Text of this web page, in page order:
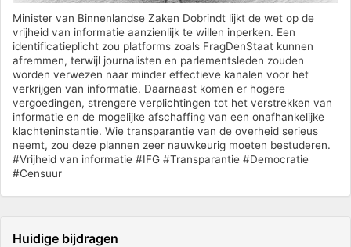
Minister van Binnenlandse Zaken Dobrindt lijkt de wet op de
vrijheid van informatie aanzienlijk te willen inperken. Een
identificatieplicht zou platforms zoals FragDenStaat kunnen
afremmen, terwijl journalisten en parlementsleden zouden
worden verwezen naar minder effectieve kanalen voor het
verkrijgen van informatie. Daarnaast komen er hogere
vergoedingen, strengere verplichtingen tot het verstrekken van
informatie en de mogelijke afschaffing van een onafhankelijke
klachteninstantie. Wie transparantie van de overheid serieus
neemt, zou deze plannen zeer nauwkeurig moeten bestuderen.
#Vrijheid van informatie #IFG #Transparantie #Democratie
#Censuur
Huidige bijdragen